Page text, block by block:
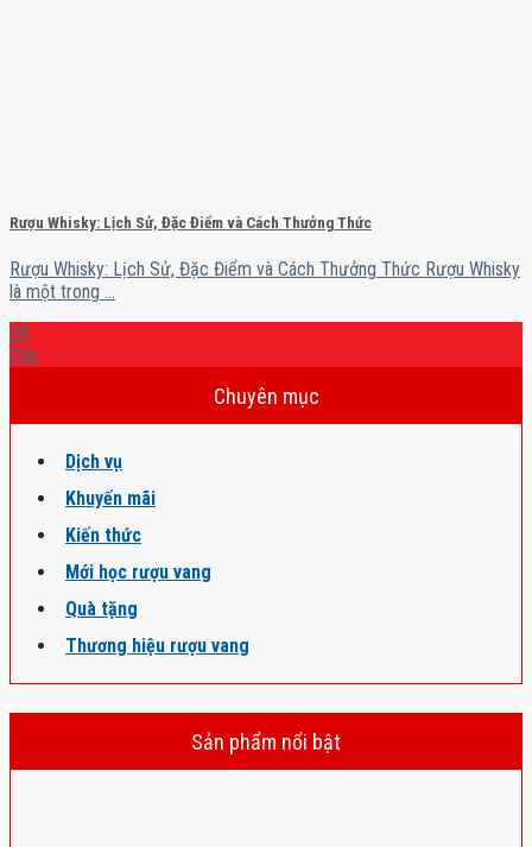
Rượu Whisky: Lịch Sử, Đặc Điểm và Cách Thưởng Thức
Rượu Whisky: Lịch Sử, Đặc Điểm và Cách Thưởng Thức Rượu Whisky
là một trong ...
28
Th6
Chuyên mục
Dịch vụ
Khuyến mãi
Kiến thức
Mới học rượu vang
Quà tặng
Thương hiệu rượu vang
Sản phẩm nổi bật